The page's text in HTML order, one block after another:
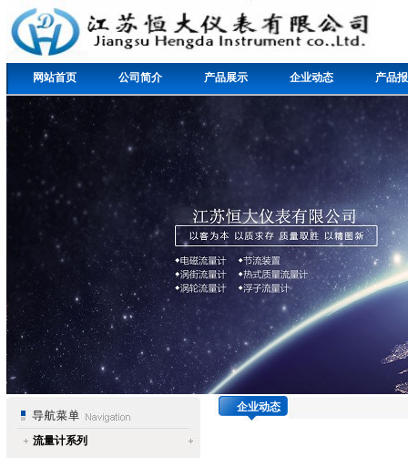
网站首页 公司简介 产品展示 企业动态 产品
流量计系列
企业动态